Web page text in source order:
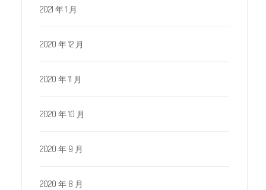
2021 年 1 月
2020 年 12 月
2020 年 11 月
2020 年 10 月
2020 年 9 月
2020 年 8 月